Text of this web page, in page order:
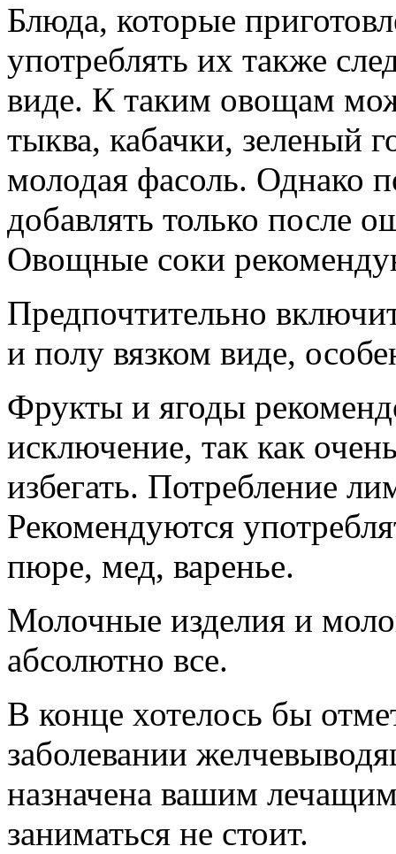
Блюда, которые
употреблять их также
виде. К таким овощам
тыква, кабачки, зеленый
молодая фасоль. Однако
добавлять только после
Овощные соки
Предпочтительно
и полу вязком виде,
Фрукты и ягоды
исключение, так как
избегать. Потребление
Рекомендуются
пюре, мед, варенье.
Молочные изделия и
абсолютно все.
В конце хотелось бы
заболевании
назначена вашим
заниматься не стоит.